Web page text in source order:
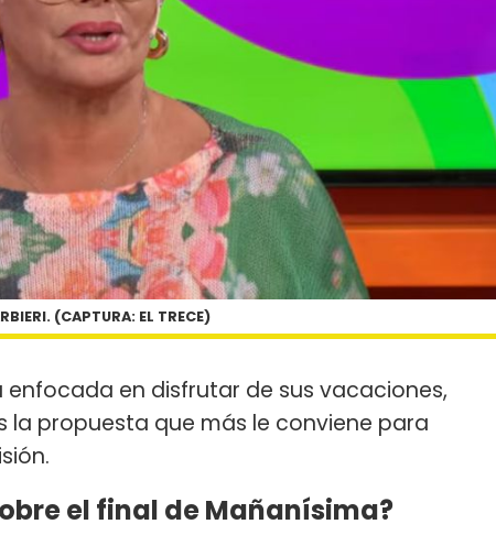
(CAPTURA: EL TRECE)
enfocada en disfrutar de sus vacaciones,
propuesta que más le conviene para
el final de Mañanísima?